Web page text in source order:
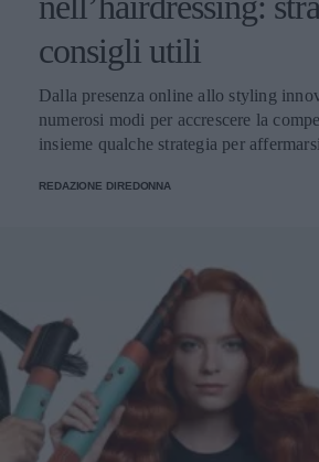
consigli utili
Dalla presenza online allo styling
numerosi modi per accrescere la
insieme qualche strategia per
REDAZIONE DIREDONNA